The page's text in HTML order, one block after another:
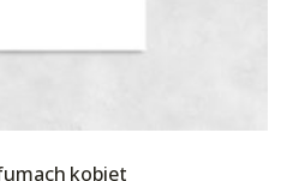
kobiet